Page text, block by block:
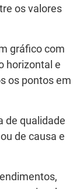
os valores
gráfico com
horizontal e
os pontos em
de qualidade
de causa e